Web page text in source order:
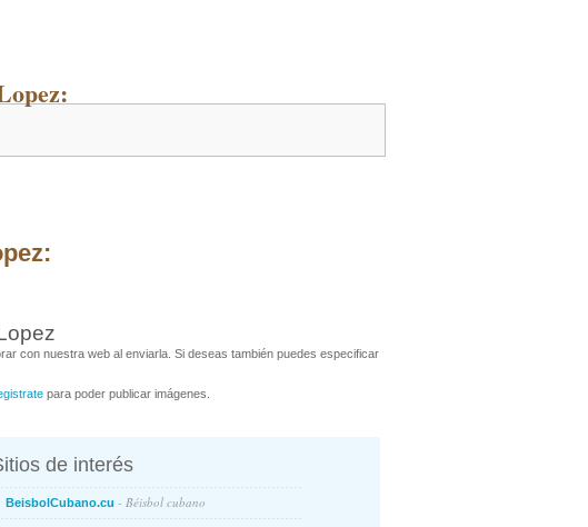
con nuestra web al enviarla. Si deseas también puedes especificar
para poder publicar imágenes.
de interés
BeisbolCubano.cu - Béisbol cubano